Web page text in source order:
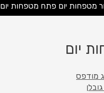
מטפחות יום פתח מטפחות יום
יום
מודפס